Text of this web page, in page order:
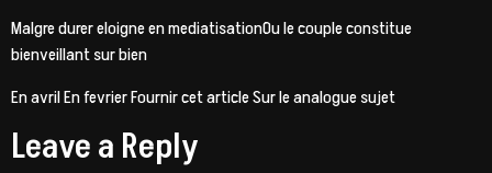
Malgre durer eloigne en mediatisationOu le couple constitue
bienveillant sur bien
En avril En fevrier Fournir cet article Sur le analogue sujet
Leave a Reply